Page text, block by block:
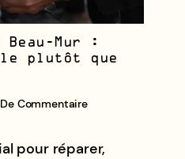
Mur :
plutôt que
De Commentaire
pour réparer,